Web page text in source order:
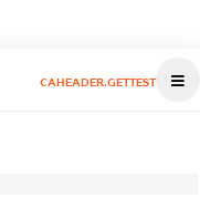
CAHEADER.GETTEST